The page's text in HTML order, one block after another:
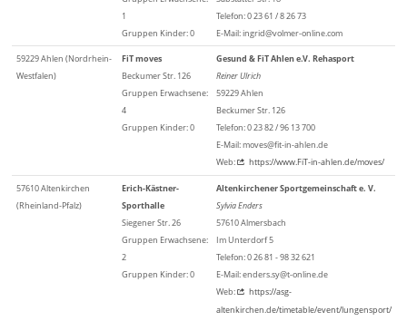
1
Gruppen Kinder: 0
Telefon: 0 23 61 / 8 26 73
E-Mail: ingrid@volmer-online.com
59229 Ahlen (Nordrhein-
Westfalen)
FiT moves
Beckumer Str. 126
Gruppen Erwachsene:
4
Gruppen Kinder: 0
Gesund & FiT Ahlen e.V. Rehasport
Reiner Ulrich
59229 Ahlen
Beckumer Str. 126
Telefon: 0 23 82 / 96 13 700
E-Mail: moves@fit-in-ahlen.de
Web:
https://www.FiT-in-ahlen.de/moves/
57610 Altenkirchen
(Rheinland-Pfalz)
Erich-Kästner-
Sporthalle
Siegener Str. 26
Gruppen Erwachsene:
2
Gruppen Kinder: 0
Altenkirchener Sportgemeinschaft e. V.
Sylvia Enders
57610 Almersbach
Im Unterdorf 5
Telefon: 0 26 81 - 98 32 621
E-Mail: enders.sy@t-online.de
Web:
https://asg-
altenkirchen.de/timetable/event/lungensport/